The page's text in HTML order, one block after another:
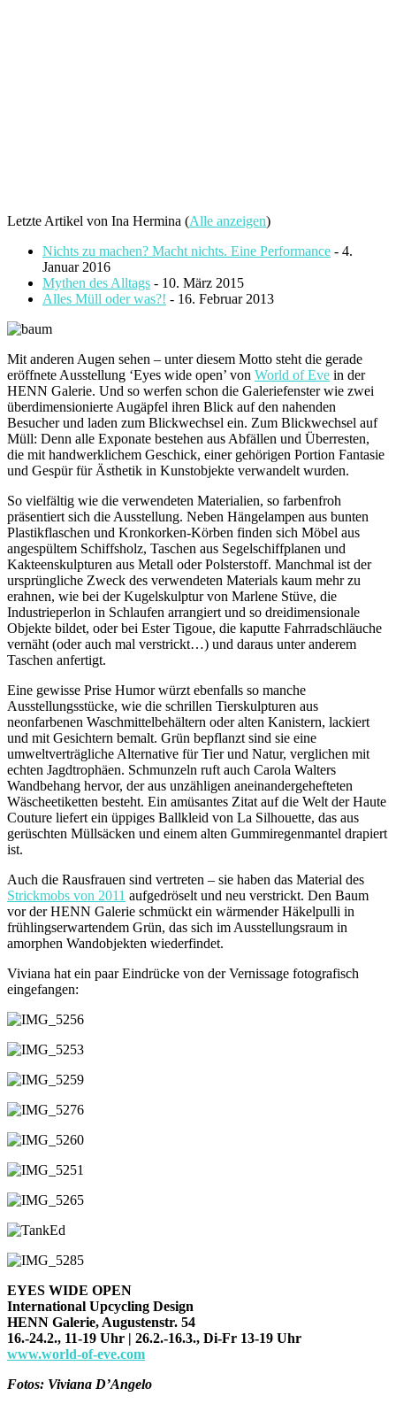
Letzte Artikel von Ina Hermina (Alle anzeigen)
Nichts zu machen? Macht nichts. Eine Performance - 4.
Januar 2016
Mythen des Alltags - 10. März 2015
Alles Müll oder was?! - 16. Februar 2013
Mit anderen Augen sehen – unter diesem Motto steht die gerade
eröffnete Ausstellung ‘Eyes wide open’ von World of Eve in der
HENN Galerie. Und so werfen schon die Galeriefenster wie zwei
überdimensionierte Augäpfel ihren Blick auf den nahenden
Besucher und laden zum Blickwechsel ein. Zum Blickwechsel auf
Müll: Denn alle Exponate bestehen aus Abfällen und Überresten,
die mit handwerklichem Geschick, einer gehörigen Portion Fantasie
und Gespür für Ästhetik in Kunstobjekte verwandelt wurden.
So vielfältig wie die verwendeten Materialien, so farbenfroh
präsentiert sich die Ausstellung. Neben Hängelampen aus bunten
Plastikflaschen und Kronkorken-Körben finden sich Möbel aus
angespültem Schiffsholz, Taschen aus Segelschiffplanen und
Kakteenskulpturen aus Metall oder Polsterstoff. Manchmal ist der
ursprüngliche Zweck des verwendeten Materials kaum mehr zu
erahnen, wie bei der Kugelskulptur von Marlene Stüve, die
Industrieperlon in Schlaufen arrangiert und so dreidimensionale
Objekte bildet, oder bei Ester Tigoue, die kaputte Fahrradschläuche
vernäht (oder auch mal verstrickt…) und daraus unter anderem
Taschen anfertigt.
Eine gewisse Prise Humor würzt ebenfalls so manche
Ausstellungsstücke, wie die schrillen Tierskulpturen aus
neonfarbenen Waschmittelbehältern oder alten Kanistern, lackiert
und mit Gesichtern bemalt. Grün bepflanzt sind sie eine
umweltverträgliche Alternative für Tier und Natur, verglichen mit
echten Jagdtrophäen. Schmunzeln ruft auch Carola Walters
Wandbehang hervor, der aus unzähligen aneinandergehefteten
Wäscheetiketten besteht. Ein amüsantes Zitat auf die Welt der Haute
Couture liefert ein üppiges Ballkleid von La Silhouette, das aus
gerüschten Müllsäcken und einem alten Gummiregenmantel drapiert
ist.
Auch die Rausfrauen sind vertreten – sie haben das Material des
Strickmobs von 2011 aufgedröselt und neu verstrickt. Den Baum
vor der HENN Galerie schmückt ein wärmender Häkelpulli in
frühlingserwartendem Grün, das sich im Ausstellungsraum in
amorphen Wandobjekten wiederfindet.
Viviana hat ein paar Eindrücke von der Vernissage fotografisch
eingefangen:
EYES WIDE OPEN
International Upcycling Design
HENN Galerie, Augustenstr. 54
16.-24.2., 11-19 Uhr | 26.2.-16.3., Di-Fr 13-19 Uhr
www.world-of-eve.com
Fotos: Viviana D’Angelo